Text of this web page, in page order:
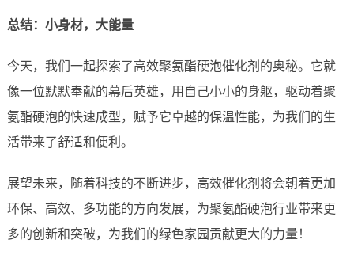
总结：小身材，大能量
今天，我们一起探索了高效聚氨酯硬泡催化剂的奥秘。它就
像一位默默奉献的幕后英雄，用自己小小的身躯，驱动着聚
氨酯硬泡的快速成型，赋予它卓越的保温性能，为我们的生
活带来了舒适和便利。
展望未来，随着科技的不断进步，高效催化剂将会朝着更加
环保、高效、多功能的方向发展，为聚氨酯硬泡行业带来更
多的创新和突破，为我们的绿色家园贡献更大的力量！